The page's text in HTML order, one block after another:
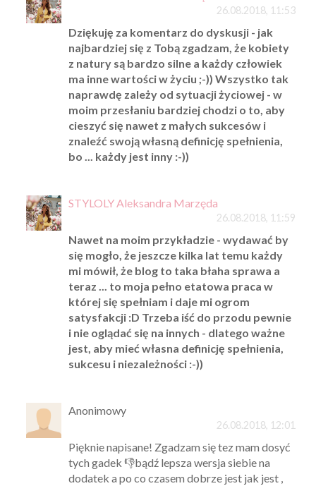
26.08.2018, 11:53
Dziękuję za komentarz do dyskusji - jak
najbardziej się z Tobą zgadzam, że kobiety
z natury są bardzo silne a każdy człowiek
ma inne wartości w życiu ;-)) Wszystko tak
naprawdę zależy od sytuacji życiowej - w
moim przesłaniu bardziej chodzi o to, aby
cieszyć się nawet z małych sukcesów i
znaleźć swoją własną definicję spełnienia,
bo ... każdy jest inny :-))
STYLOLY Aleksandra Marzęda
26.08.2018, 11:59
Nawet na moim przykładzie - wydawać by
się mogło, że jeszcze kilka lat temu każdy
mi mówił, że blog to taka błaha sprawa a
teraz ... to moja pełno etatowa praca w
której się spełniam i daje mi ogrom
satysfakcji :D Trzeba iść do przodu pewnie
i nie oglądać się na innych - dlatego ważne
jest, aby mieć własna definicję spełnienia,
sukcesu i niezależności :-))
Anonimowy
26.08.2018, 12:01
Pięknie napisane! Zgadzam się tez mam dosyć
tych gadek 👎bądź lepsza wersja siebie na
dodatek a po co czasem dobrze jest jak jest ,